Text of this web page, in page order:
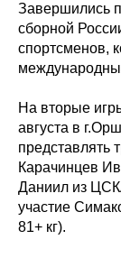
Завершились
сборной
спортсменов,
На вторые
августа в
представлять
Карачинцев
Даниил из
участие
81+ кг).